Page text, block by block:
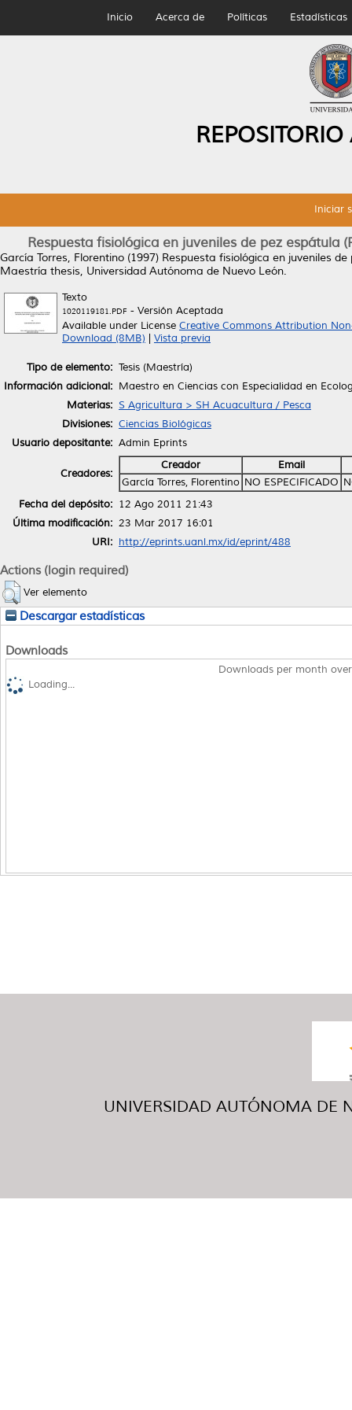
Inicio Acerca de Políticas Estadísticas
Iniciar
Respuesta fisiológica en juveniles de pez espátula
García Torres, Florentino (1997) Respuesta fisiológica en juveniles
Maestría thesis, Universidad Autónoma de Nuevo León.
Texto
1020119181.PDF - Versión Aceptada
Available under License Creative Commons Attribution
Download (8MB)
Vista previa
Tipo de elemento: Tesis (Maestría)
Información adicional: Maestro en Ciencias con Especialidad en
Materias: S Agricultura > SH Acuacultura / Pesca
Divisiones: Ciencias Biológicas
Usuario depositante: Admin Eprints
Creadores:
Creador
Email
García Torres, Florentino NO ESPECIFICADO
Fecha del depósito: 12 Ago 2011 21:43
Última modificación: 23 Mar 2017 16:01
URI: http://eprints.uanl.mx/id/eprint/488
Actions (login required)
Ver elemento
Descargar estadísticas
Downloads
Downloads per month
Loading...
UNIVERSIDAD AUTÓNOMA DE